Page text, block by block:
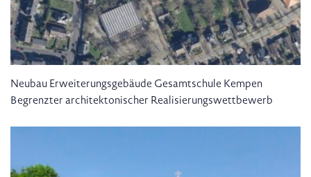
Neubau Erweiterungsgebäude Gesamtschule Kempen
Begrenzter architektonischer Realisierungswettbewerb